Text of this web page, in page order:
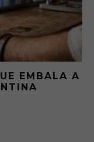
EMBALA A